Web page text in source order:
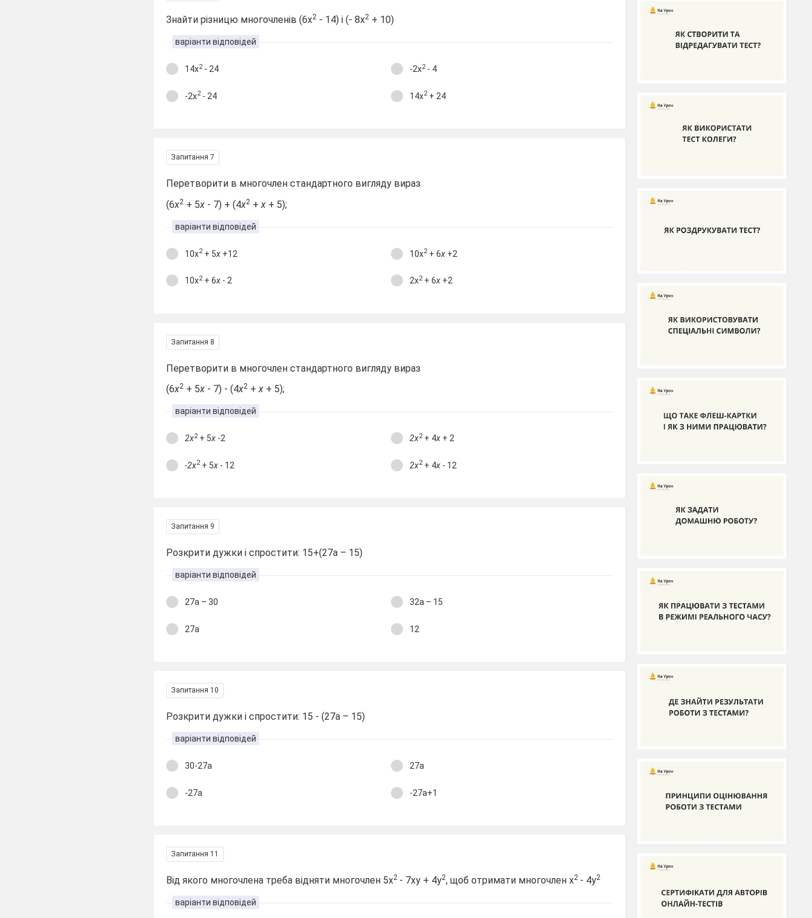
Знайти різницю многочленів (6х2 - 14) і (- 8х2 + 10)
варіанти відповідей
14х2- 24 -2х2- 4
-2х2- 24 14х2+ 24
Запитання 7
Перетворити в многочлен стандартного вигляду вираз
(6х2 + 5х - 7) + (4х2 +х + 5);
варіанти відповідей
10х2+ 5х +12 10х2+ 6х+2
10х2+ 6х - 2 2х2+ 6х+2
Запитання 8
Перетворити в многочлен стандартного вигляду вираз
(6х2 + 5х - 7) - (4х2 +х + 5);
варіанти відповідей
2х2 + 5х -2 2х2+ 4х+ 2
-2х2+ 5х - 12 2х2+ 4х- 12
Запитання 9
Розкрити дужки і спростити: 15+(27а – 15)
варіанти відповідей
27а – 30 32а – 15
27а 12
Запитання 10
Розкрити дужки і спростити: 15 - (27а – 15)
варіанти відповідей
30-27а 27а
-27а -27а+1
Запитання 11
Від якого многочлена треба відняти многочлен 5х2 - 7ху + 4у2, щоб отримати многочлен х2 - 4у2
варіанти відповідей